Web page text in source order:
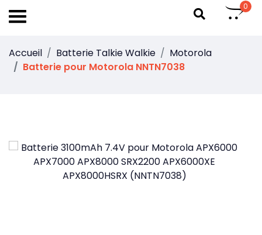
0
Accueil Batterie Talkie Walkie
Motorola
Batterie pour Motorola NNTN7038